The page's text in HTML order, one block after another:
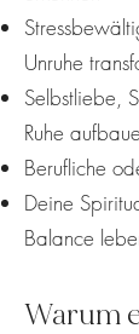
Unruhe
Selbstliebe,
Ruhe
Berufliche
Deine
Balance
Warum